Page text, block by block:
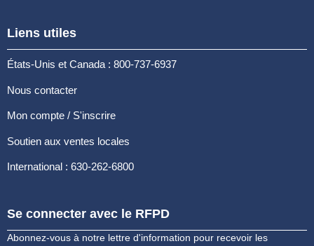
Liens utiles
États-Unis et Canada : 800-737-6937
Nous contacter
Mon compte / S'inscrire
Soutien aux ventes locales
International : 630-262-6800
Se connecter avec le RFPD
Abonnez-vous à notre lettre d'information pour recevoir les